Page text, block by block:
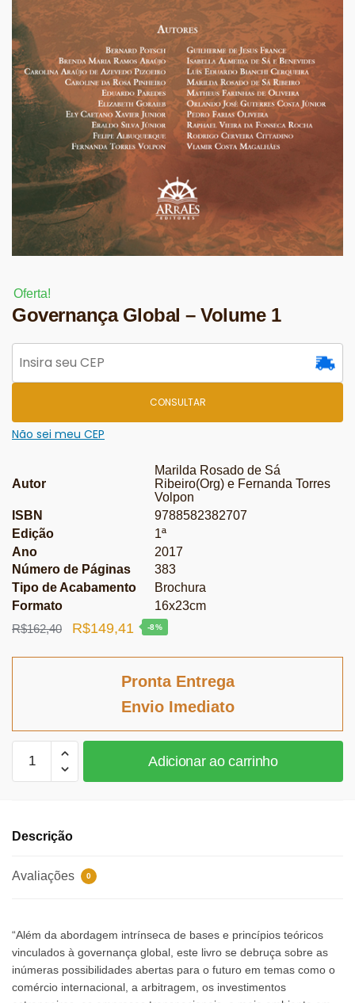
Oferta!
Governança Global – Volume 1
CONSULTAR
Não sei meu CEP
Autor
Marilda Rosado de Sá
Ribeiro(Org) e Fernanda Torres
Volpon
ISBN
9788582382707
Edição
1ª
Ano
2017
Número de Páginas
383
Tipo de Acabamento
Brochura
Formato
16x23cm
R$162,40
O
R$149,41 O
atual
-8%
Pronta Entrega
Envio Imediato
Governança
Global
quantidade
Adicionar ao carrinho
Descrição
Avaliações 0
“Além da abordagem intrínseca de bases e princípios teóricos
vinculados à governança global, este livro se debruça sobre as
inúmeras possibilidades abertas para o futuro em temas como o
comércio internacional, a arbitragem, os investimentos